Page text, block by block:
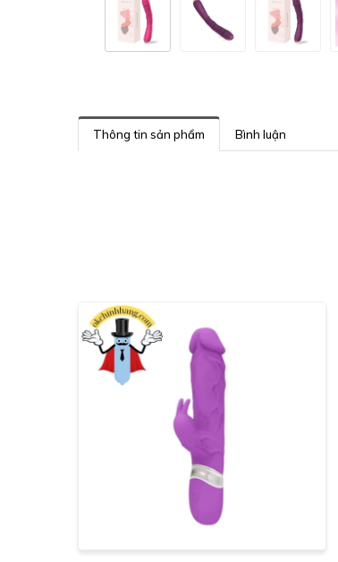
Thông tin sản phẩm Bình luận